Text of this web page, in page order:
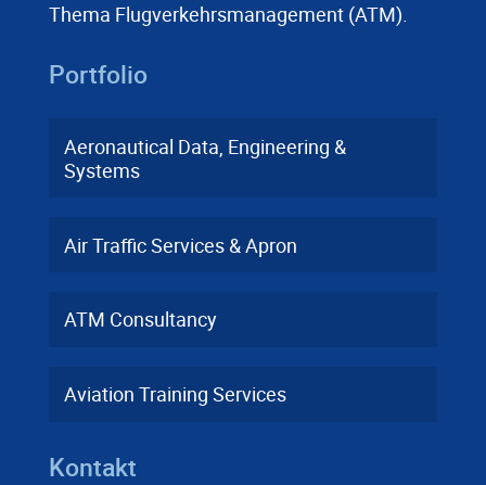
Thema Flugverkehrsmanagement (ATM).
Portfolio
Aeronautical Data, Engineering &
Systems
Air Traffic Services & Apron
ATM Consultancy
Aviation Training Services
Kontakt